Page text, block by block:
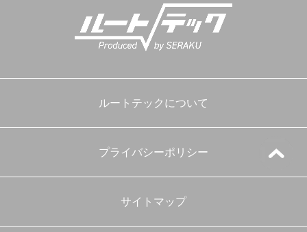
ルートテックについて
プライバシーポリシー
サイトマップ